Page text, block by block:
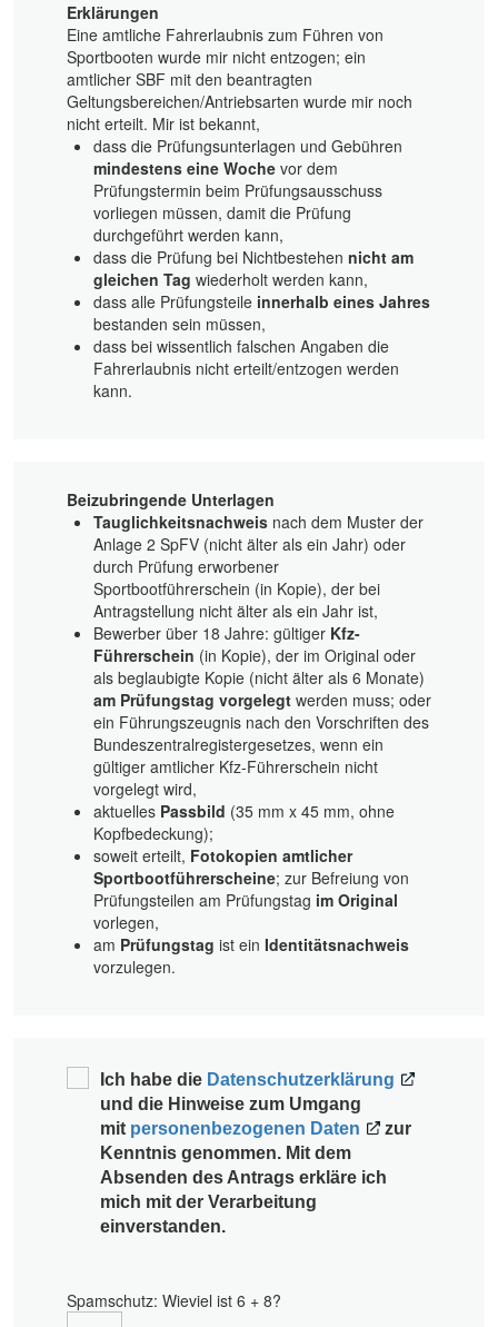
Erklärungen
Eine amtliche Fahrerlaubnis zum Führen von
Sportbooten wurde mir nicht entzogen; ein
amtlicher SBF mit den beantragten
Geltungsbereichen/Antriebsarten wurde mir noch
nicht erteilt. Mir ist bekannt,
dass die Prüfungsunterlagen und Gebühren
mindestens eine Woche vor dem
Prüfungstermin beim Prüfungsausschuss
vorliegen müssen, damit die Prüfung
durchgeführt werden kann,
dass die Prüfung bei Nichtbestehen nicht am
gleichen Tag wiederholt werden kann,
dass alle Prüfungsteile innerhalb eines Jahres
bestanden sein müssen,
dass bei wissentlich falschen Angaben die
Fahrerlaubnis nicht erteilt/entzogen werden
kann.
Beizubringende Unterlagen
Tauglichkeitsnachweis nach dem Muster der
Anlage 2 SpFV (nicht älter als ein Jahr) oder
durch Prüfung erworbener
Sportbootführerschein (in Kopie), der bei
Antragstellung nicht älter als ein Jahr ist,
Bewerber über 18 Jahre: gültiger Kfz-
Führerschein (in Kopie), der im Original oder
als beglaubigte Kopie (nicht älter als 6 Monate)
am Prüfungstag vorgelegt werden muss; oder
ein Führungszeugnis nach den Vorschriften des
Bundeszentralregistergesetzes, wenn ein
gültiger amtlicher Kfz-Führerschein nicht
vorgelegt wird,
aktuelles Passbild (35 mm x 45 mm, ohne
Kopfbedeckung);
soweit erteilt, Fotokopien amtlicher
Sportbootführerscheine; zur Befreiung von
Prüfungsteilen am Prüfungstag im Original
vorlegen,
am Prüfungstag ist ein Identitätsnachweis
vorzulegen.
Ich habe die Datenschutzerklärung
und die Hinweise zum Umgang
mit personenbezogenen Daten
zur
Kenntnis genommen. Mit dem
Absenden des Antrags erkläre ich
mich mit der Verarbeitung
einverstanden.
Spamschutz: Wieviel ist 6 + 8?